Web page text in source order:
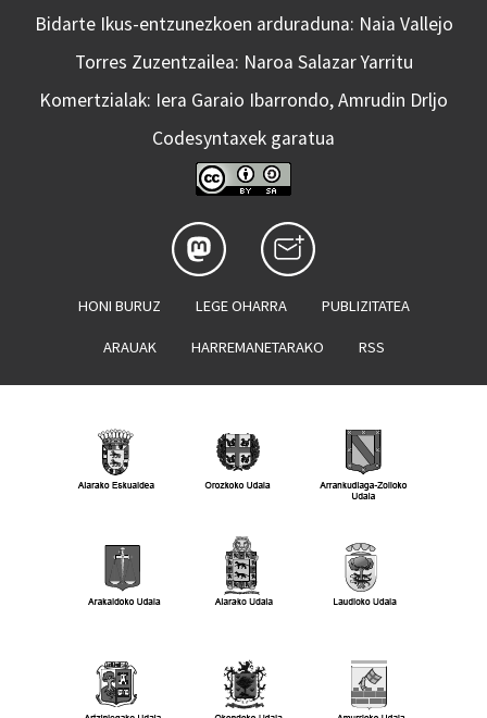
Bidarte Ikus-entzunezkoen arduraduna: Naia Vallejo
Torres Zuzentzailea: Naroa Salazar Yarritu
Komertzialak: Iera Garaio Ibarrondo, Amrudin Drljo
Codesyntaxek garatua
HONI BURUZ LEGE OHARRA PUBLIZITATEA
ARAUAK HARREMANETARAKO RSS